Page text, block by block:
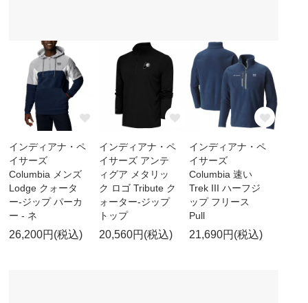
インディアナ・ペ
イサーズ
Columbia メンズ
Lodge クォータ
ー-ジップ パーカ
ー - ネ
26,200円(税込)
インディアナ・ペ
イサーズ アンテ
ィグア メタリッ
ク ロゴ Tribute ク
ォーター-ジップ
トップ
20,560円(税込)
インディアナ・ペ
イサーズ
Columbia 速い
Trek III ハーフジ
ップ フリース
Pull
21,690円(税込)